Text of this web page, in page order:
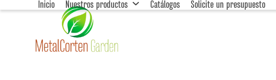
Inicio Nuestros productos Catálogos Solicite un presupuesto